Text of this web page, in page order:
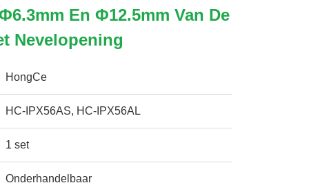
En Φ12.5mm Van De
Nevelopening
HongCe
HC-IPX56AS, HC-IPX56AL
1 set
Onderhandelbaar